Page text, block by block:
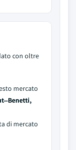
con oltre
mercato
di mercato